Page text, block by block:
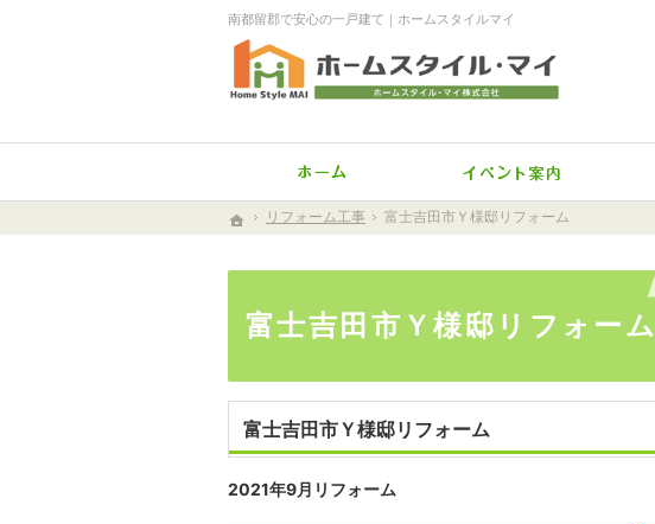
ホーム
リフォーム工事 富士吉田市Ｙ様邸リフォーム
富士吉田市Ｙ様邸リフォーム
南都留郡で安心の一戸建て｜ホームスタイルマイ
富士吉田市Ｙ様邸リフォーム
2021年9月リフォーム
ホーム
リフォーム工事 富士吉田市Ｙ様邸リフォーム